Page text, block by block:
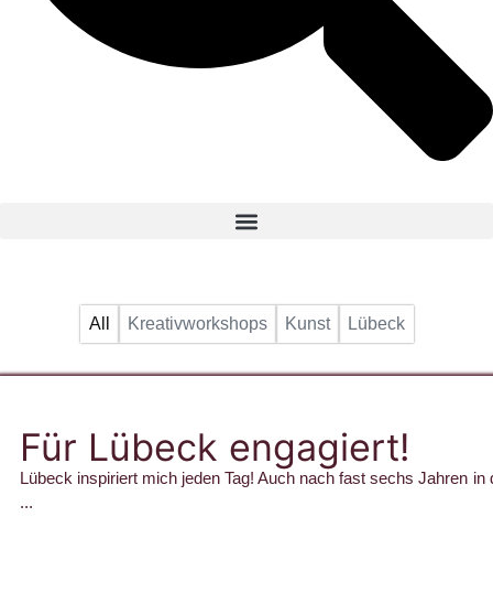
Kreativworkshops Kunst Lübeck
All
Für Lübeck engagiert!
Lübeck inspiriert mich jeden Tag! Auch nach fast sechs Jahren
...